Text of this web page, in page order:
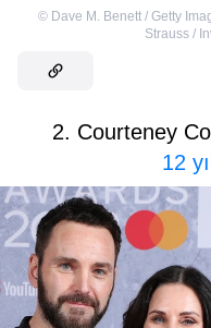
© Dave M. Benett / Getty
Strauss /
2. Courteney
12